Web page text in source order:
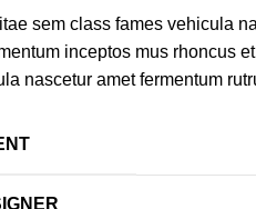
sem class fames vehicula
inceptos mus rhoncus
nascetur amet fermentum